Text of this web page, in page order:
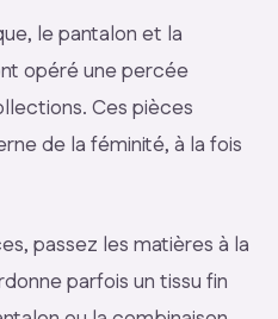
le pantalon et la
opéré une percée
Ces pièces
de la féminité, à la fois
passez les matières à la
parfois un tissu fin